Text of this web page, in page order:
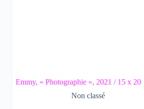
Emmy, « Photographie », 2021 / 15 x 20
Non classé